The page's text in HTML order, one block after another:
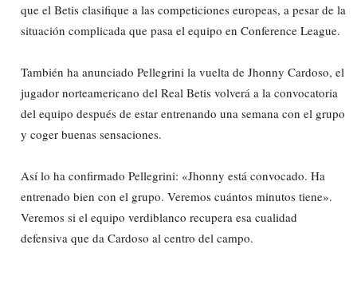
que el Betis clasifique a las competiciones europeas, a pesar de la
situación complicada que pasa el equipo en Conference League.
También ha anunciado Pellegrini la vuelta de Jhonny Cardoso, el
jugador norteamericano del Real Betis volverá a la convocatoria
del equipo después de estar entrenando una semana con el grupo
y coger buenas sensaciones.
Así lo ha confirmado Pellegrini: «Jhonny está convocado. Ha
entrenado bien con el grupo. Veremos cuántos minutos tiene».
Veremos si el equipo verdiblanco recupera esa cualidad
defensiva que da Cardoso al centro del campo.